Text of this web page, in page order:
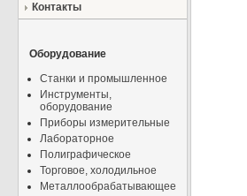
Контакты
Оборудование
Станки и промышленное
Инструменты,
оборудование
Приборы измерительные
Лабораторное
Полиграфическое
Торговое, холодильное
Металлообрабатывающее